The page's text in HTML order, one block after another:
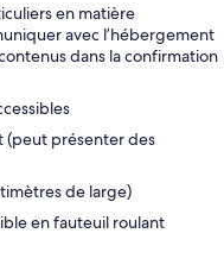
en matière
avec l’hébergement
dans la confirmation
(peut présenter des
de large)
en fauteuil roulant